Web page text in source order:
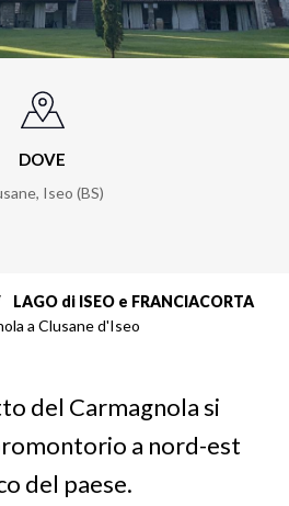
DOVE
Iseo (BS)
LAGO di ISEO e FRANCIACORTA
a Clusane d'Iseo
del Carmagnola si
a nord-est
del paese.